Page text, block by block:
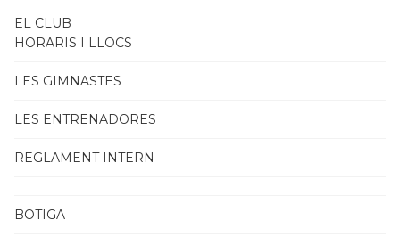
EL CLUB
HORARIS I LLOCS
LES GIMNASTES
LES ENTRENADORES
REGLAMENT INTERN
BOTIGA